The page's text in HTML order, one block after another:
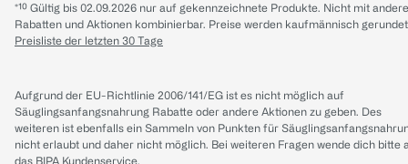
*¹⁰ Gültig bis 02.09.2026 nur auf gekennzeichnete Produkte. Nicht mit
Rabatten und Aktionen kombinierbar. Preise werden kaufmännisch
Preisliste der letzten 30 Tage
Aufgrund der EU-Richtlinie 2006/141/EG ist es nicht möglich auf
Säuglingsanfangsnahrung Rabatte oder andere Aktionen zu geben. Des
weiteren ist ebenfalls ein Sammeln von Punkten für
nicht erlaubt und daher nicht möglich. Bei weiteren Fragen wende dich bitte
das BIPA Kundenservice.